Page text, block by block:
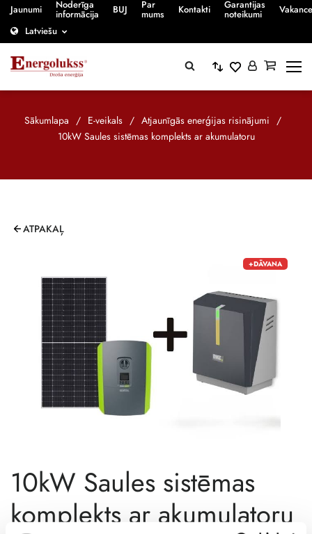
Jaunumi Noderīga
informācija BUJ Par
mums Kontakti Garantijas
noteikumi
Latviešu
Sākumlapa / E-veikals / Atjaunīgās enerģijas risinājumi /
10kW Saules sistēmas komplekts ar akumulatoru
ATPAKAĻ
+DĀVANA
10kW Saules sistēmas
komplekts ar akumulatoru